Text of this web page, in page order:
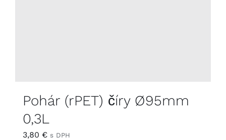
Pohár (rPET) číry Ø95mm
0,3L
3,80 € s DPH